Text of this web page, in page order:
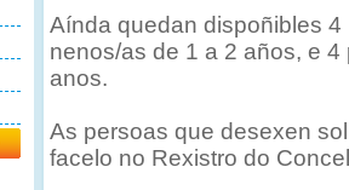
Aínda quedan dispoñibles
nenos/as de 1 a 2 años, e
anos.
As persoas que desexen
facelo no Rexistro do